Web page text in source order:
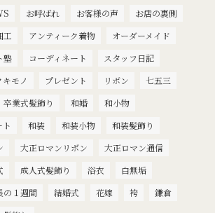
お呼ばれ お客様の声
お店の裏側
工 アンティーク着物
オーダーメイド
塾 コーディネート
スタッフ日記
キモノ プレゼント リボン
七五三
卒業式髪飾り 和婚
和小物
和装 和装小物
和装髪飾り
大正ロマンリボン
大正ロマン通信
成人式髪飾り 浴衣
白無垢
の１週間 結婚式 花嫁 袴
鎌倉